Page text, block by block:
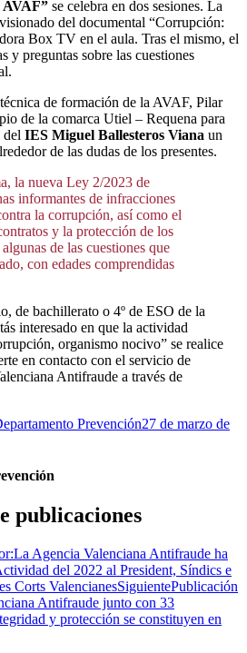
se celebra en dos sesiones. La
del documental “Corrupción:
Box TV en el aula. Tras el mismo, el
y preguntas sobre las cuestiones
de formación de la AVAF, Pilar
de la comarca Utiel – Requena para
del IES Miguel Ballesteros Viana un
de las dudas de los presentes.
la nueva Ley 2/2023 de
informantes de infracciones
la corrupción, así como el
y la protección de los
de las cuestiones que
con edades comprendidas
de bachillerato o 4º de ESO de la
interesado en que la actividad
organismo nocivo” se realice
en contacto con el servicio de
Antifraude a través de
Prevención27 de marzo de
publicaciones
La Agencia Valenciana Antifraude ha
del 2022 al President, Síndics e
Corts ValencianesSiguientePublicación
Antifraude junto con 33
y protección se constituyen en